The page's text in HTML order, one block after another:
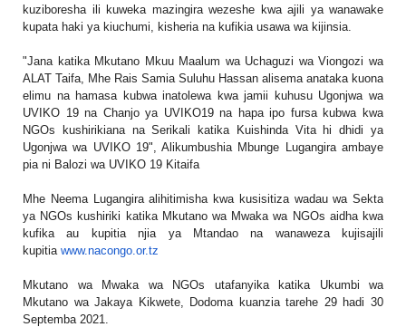
kuziboresha ili kuweka mazingira wezeshe kwa ajili ya wanawake
kupata haki ya kiuchumi, kisheria na kufikia usawa wa kijinsia.
"Jana katika Mkutano Mkuu Maalum wa Uchaguzi wa Viongozi wa
ALAT Taifa, Mhe Rais Samia Suluhu Hassan alisema anataka kuona
elimu na hamasa kubwa inatolewa kwa jamii kuhusu Ugonjwa wa
UVIKO 19 na Chanjo ya UVIKO19 na hapa ipo fursa kubwa kwa
NGOs kushirikiana na Serikali katika Kuishinda Vita hi dhidi ya
Ugonjwa wa UVIKO 19", Alikumbushia Mbunge Lugangira ambaye
pia ni Balozi wa UVIKO 19 Kitaifa
Mhe Neema Lugangira alihitimisha kwa kusisitiza wadau wa Sekta
ya NGOs kushiriki katika Mkutano wa Mwaka wa NGOs aidha kwa
kufika au kupitia njia ya Mtandao na wanaweza kujisajili
kupitia www.nacongo.or.tz
Mkutano wa Mwaka wa NGOs utafanyika katika Ukumbi wa
Mkutano wa Jakaya Kikwete, Dodoma kuanzia tarehe 29 hadi 30
Septemba 2021.